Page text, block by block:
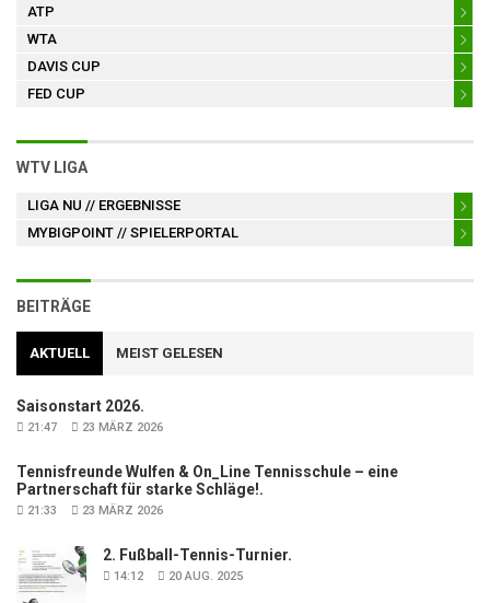
ATP
WTA
DAVIS CUP
FED CUP
WTV LIGA
LIGA NU // ERGEBNISSE
MYBIGPOINT // SPIELERPORTAL
BEITRÄGE
AKTUELL MEIST GELESEN
Saisonstart 2026.
21:47 23 MÄRZ 2026
Tennisfreunde Wulfen & On_Line Tennisschule – eine
Partnerschaft für starke Schläge!.
21:33 23 MÄRZ 2026
2. Fußball-Tennis-Turnier.
14:12 20 AUG. 2025